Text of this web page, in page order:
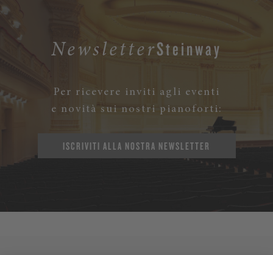
NewsletterSteinway
Per ricevere inviti agli eventi
e novità sui nostri pianoforti:
ISCRIVITI ALLA NOSTRA NEWSLETTER